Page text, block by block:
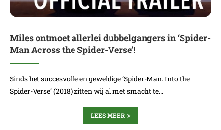
Miles ontmoet allerlei dubbelgangers in ‘Spider-
Man Across the Spider-Verse’!
Sinds het succesvolle en geweldige ‘Spider-Man: Into the
Spider-Verse’ (2018) zitten wij al met smacht te…
LEES MEER